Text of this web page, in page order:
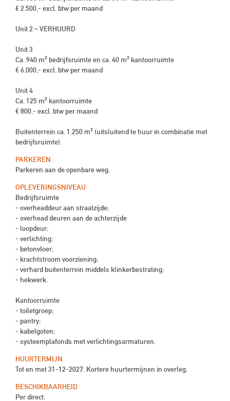
€ 2.500,- excl. btw per maand
Unit 2 – VERHUURD
Unit 3
Ca. 940 m² bedrijfsruimte en ca. 40 m² kantoorruimte
€ 6.000,- excl. btw per maand
Unit 4
Ca. 125 m² kantoorruimte
€ 800,- excl. btw per maand
Buitenterrein ca. 1.250 m² (uitsluitend te huur in combinatie met
bedrijfsruimte).
PARKEREN
Parkeren aan de openbare weg.
OPLEVERINGSNIVEAU
Bedrijfsruimte
- overheaddeur aan straatzijde;
- overhead deuren aan de achterzijde
- loopdeur;
- verlichting;
- betonvloer;
- krachtstroom voorziening;
- verhard buitenterrein middels klinkerbestrating;
- hekwerk.
Kantoorruimte
- toiletgroep;
- pantry;
- kabelgoten;
- systeemplafonds met verlichtingsarmaturen.
HUURTERMIJN
Tot en met 31-12-2027. Kortere huurtermijnen in overleg.
BESCHIKBAARHEID
Per direct.